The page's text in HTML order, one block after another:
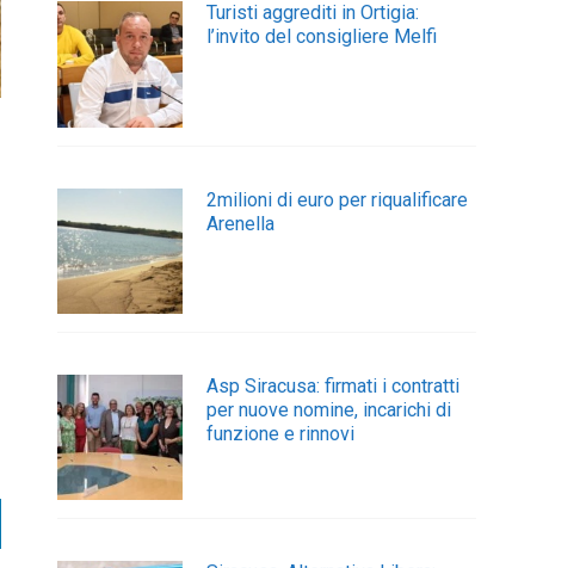
Turisti aggrediti in Ortigia:
l’invito del consigliere Melfi
2milioni di euro per riqualificare
Arenella
Asp Siracusa: firmati i contratti
per nuove nomine, incarichi di
funzione e rinnovi